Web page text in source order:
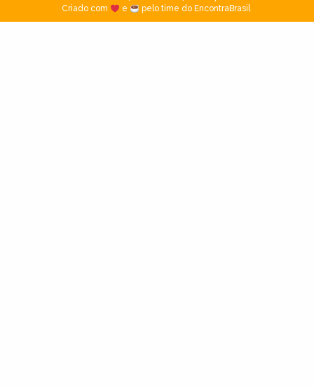
Criado com
e pelo time do EncontraBrasil